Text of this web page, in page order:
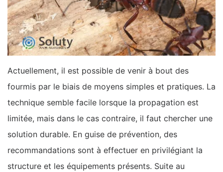
Actuellement, il est possible de venir à bout des
fourmis par le biais de moyens simples et pratiques. La
technique semble facile lorsque la propagation est
limitée, mais dans le cas contraire, il faut chercher une
solution durable. En guise de prévention, des
recommandations sont à effectuer en privilégiant la
structure et les équipements présents. Suite au